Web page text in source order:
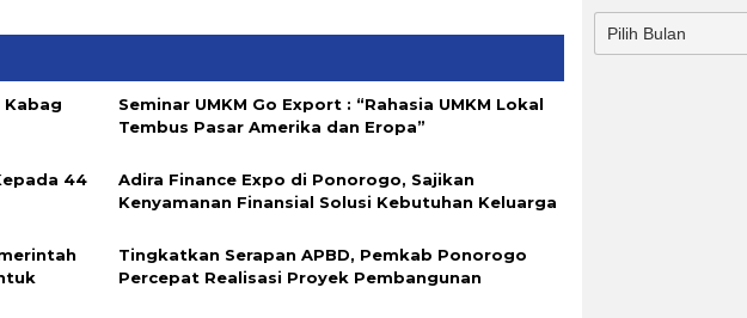
Kabag
Seminar UMKM Go Export : “Rahasia UMKM Lokal
Tembus Pasar Amerika dan Eropa”
44
Adira Finance Expo di Ponorogo, Sajikan
Kenyamanan Finansial Solusi Kebutuhan Keluarga
Tingkatkan Serapan APBD, Pemkab Ponorogo
Percepat Realisasi Proyek Pembangunan
Berita